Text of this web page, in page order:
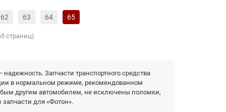
62 63 64 65
страниц)
Запчасти транспортного средства
в нормальном режиме, рекомендованном
другим автомобилем, не исключены поломки,
запчасти для «Фотон».